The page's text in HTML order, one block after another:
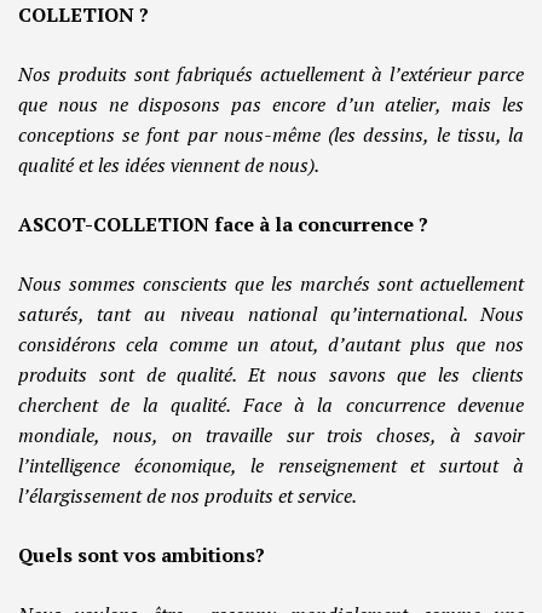
COLLETION ?
Nos produits sont fabriqués actuellement à l’extérieur parce
que nous ne disposons pas encore d’un atelier, mais les
conceptions se font par nous-même (les dessins, le tissu, la
qualité et les idées viennent de nous).
ASCOT-COLLETION face à la concurrence ?
Nous sommes conscients que les marchés sont actuellement
saturés, tant au niveau national qu’international. Nous
considérons cela comme un atout, d’autant plus que nos
produits sont de qualité. Et nous savons que les clients
cherchent de la qualité. Face à la concurrence devenue
mondiale, nous, on travaille sur trois choses, à savoir
l’intelligence économique, le renseignement et surtout à
l’élargissement de nos produits et service.
Quels sont vos ambitions?